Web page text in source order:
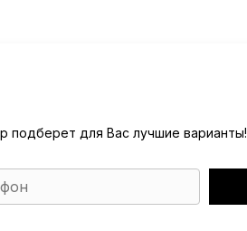
подберет для Вас лучшие варианты!